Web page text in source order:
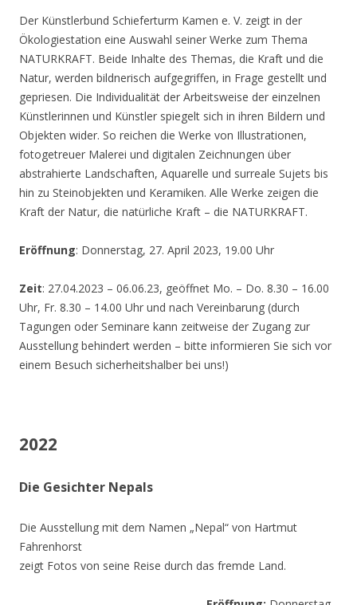
Der Künstlerbund Schieferturm Kamen e. V. zeigt in der
Ökologiestation eine Auswahl seiner Werke zum Thema
NATURKRAFT. Beide Inhalte des Themas, die Kraft und die
Natur, werden bildnerisch aufgegriffen, in Frage gestellt und
gepriesen. Die Individualität der Arbeitsweise der einzelnen
Künstlerinnen und Künstler spiegelt sich in ihren Bildern und
Objekten wider. So reichen die Werke von Illustrationen,
fotogetreuer Malerei und digitalen Zeichnungen über
abstrahierte Landschaften, Aquarelle und surreale Sujets bis
hin zu Steinobjekten und Keramiken. Alle Werke zeigen die
Kraft der Natur, die natürliche Kraft – die NATURKRAFT.
Eröffnung: Donnerstag, 27. April 2023, 19.00 Uhr
Zeit: 27.04.2023 – 06.06.23, geöffnet Mo. – Do. 8.30 – 16.00
Uhr, Fr. 8.30 – 14.00 Uhr und nach Vereinbarung (durch
Tagungen oder Seminare kann zeitweise der Zugang zur
Ausstellung behindert werden – bitte informieren Sie sich vor
einem Besuch sicherheitshalber bei uns!)
2022
Die Gesichter Nepals
Die Ausstellung mit dem Namen „Nepal“ von Hartmut
Fahrenhorst
zeigt Fotos von seine Reise durch das fremde Land.